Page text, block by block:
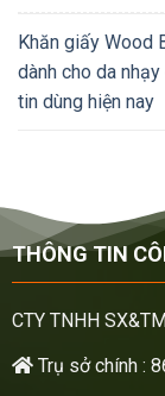
Khăn giấy Wood
dành cho da
tin dùng hiện nay
THÔNG TIN
CTY TNHH
Trụ sở chính :